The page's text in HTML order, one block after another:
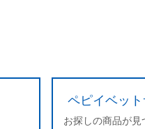
ペピイベッ
お探しの商品が見